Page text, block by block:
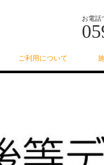
お電話
ご利用について